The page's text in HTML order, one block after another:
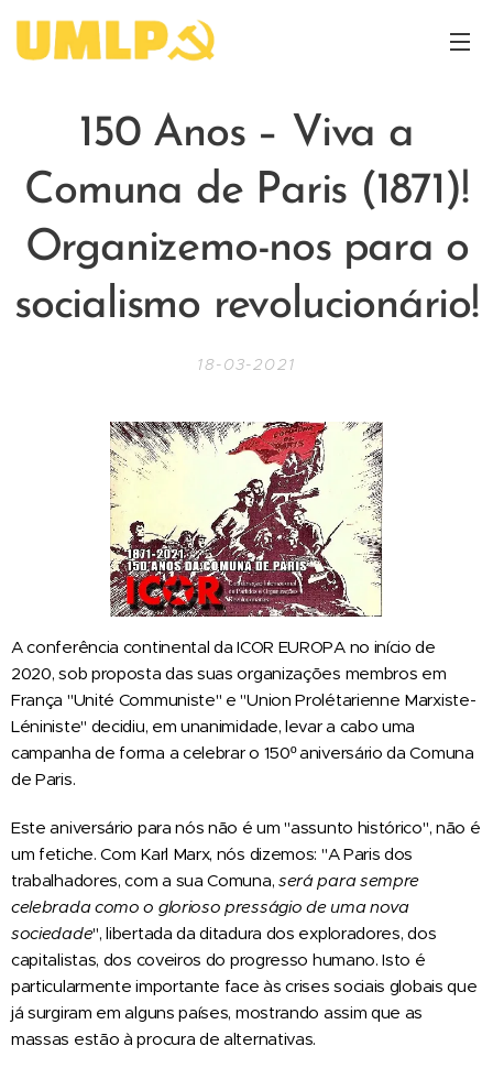
150 Anos – Viva a
Comuna de Paris (1871)!
Organizemo-nos para o
socialismo revolucionário!
18-03-2021
A conferência continental da ICOR EUROPA no início de
2020, sob proposta das suas organizações membros em
França "Unité Communiste" e "Union Prolétarienne Marxiste-
Léniniste" decidiu, em unanimidade, levar a cabo uma
campanha de forma a celebrar o 150º aniversário da Comuna
de Paris.
Este aniversário para nós não é um "assunto histórico", não é
um fetiche. Com Karl Marx, nós dizemos: "A Paris dos
trabalhadores, com a sua Comuna, será para sempre
celebrada como o glorioso presságio de uma nova
sociedade", libertada da ditadura dos exploradores, dos
capitalistas, dos coveiros do progresso humano. Isto é
particularmente importante face às crises sociais globais que
já surgiram em alguns países, mostrando assim que as
massas estão à procura de alternativas.